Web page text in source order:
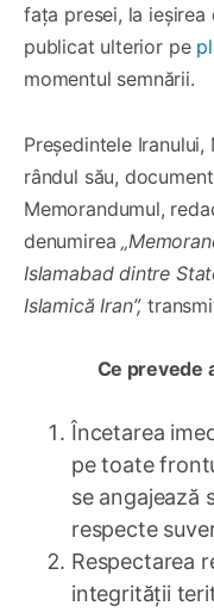
fața presei, la ieșirea
publicat ulterior pe
momentul semnării.
Președintele Iranului,
rândul său,
Memorandumul,
denumirea
Islamabad dintre
Islamică Iran”,
Ce prevede
Încetarea
pe toate
se angajează
respecte
Respectarea
integrității